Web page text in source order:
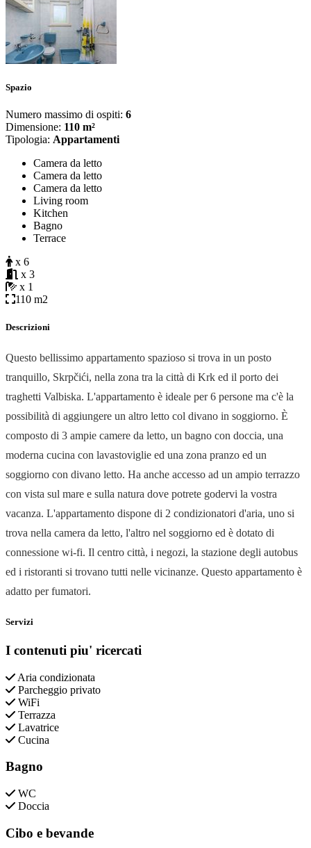
Spazio
Numero massimo di ospiti: 6
Dimensione: 110 m²
Tipologia: Appartamenti
Camera da letto
Camera da letto
Camera da letto
Living room
Kitchen
Bagno
Terrace
x 6
x 3
x 1
110 m2
Descrizioni
Questo bellissimo appartamento spazioso si trova in un posto
tranquillo, Skrpčići, nella zona tra la città di Krk ed il porto dei
traghetti Valbiska. L'appartamento è ideale per 6 persone ma c'è la
possibilità di aggiungere un altro letto col divano in soggiorno. È
composto di 3 ampie camere da letto, un bagno con doccia, una
moderna cucina con lavastoviglie ed una zona pranzo ed un
soggiorno con divano letto. Ha anche accesso ad un ampio terrazzo
con vista sul mare e sulla natura dove potrete godervi la vostra
vacanza. L'appartamento dispone di 2 condizionatori d'aria, uno si
trova nella camera da letto, l'altro nel soggiorno ed è dotato di
connessione wi-fi. Il centro città, i negozi, la stazione degli autobus
ed i ristoranti si trovano tutti nelle vicinanze. Questo appartamento è
adatto per fumatori.
Servizi
I contenuti piu' ricercati
Aria condizionata
Parcheggio privato
WiFi
Terrazza
Lavatrice
Cucina
Bagno
WC
Doccia
Cibo e bevande